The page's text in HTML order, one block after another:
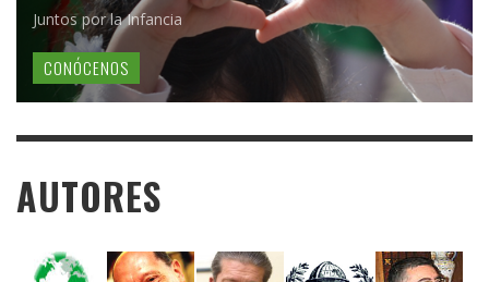
Juntos por la Infancia
CONÓCENOS
AUTORES